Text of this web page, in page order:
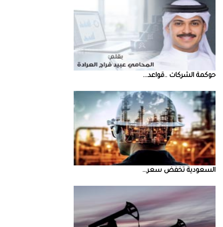
حوكمة‭ ‬الشركات‭.. ‬قواعد‭ ...
السعودية‭ ‬تخفض‭ ‬سعر‭ ...